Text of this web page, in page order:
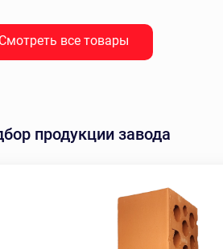
все товары
продукции завода